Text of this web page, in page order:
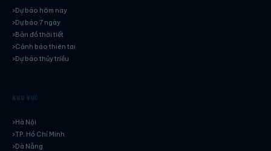
Dự báo hôm nay
Dự báo 7 ngày
Bản đồ thời tiết
Cảnh báo thiên tai
Dự báo thủy triều
KHU VỰC
Hà Nội
TP. Hồ Chí Minh
Dà Nẵng